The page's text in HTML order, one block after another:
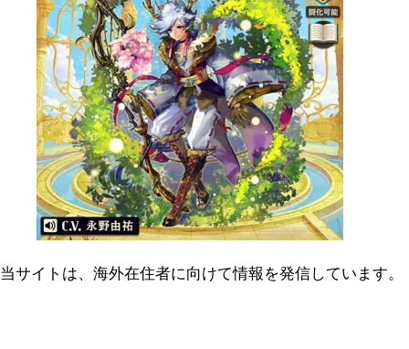
当サイトは、海外在住者に向けて情報を発信しています。